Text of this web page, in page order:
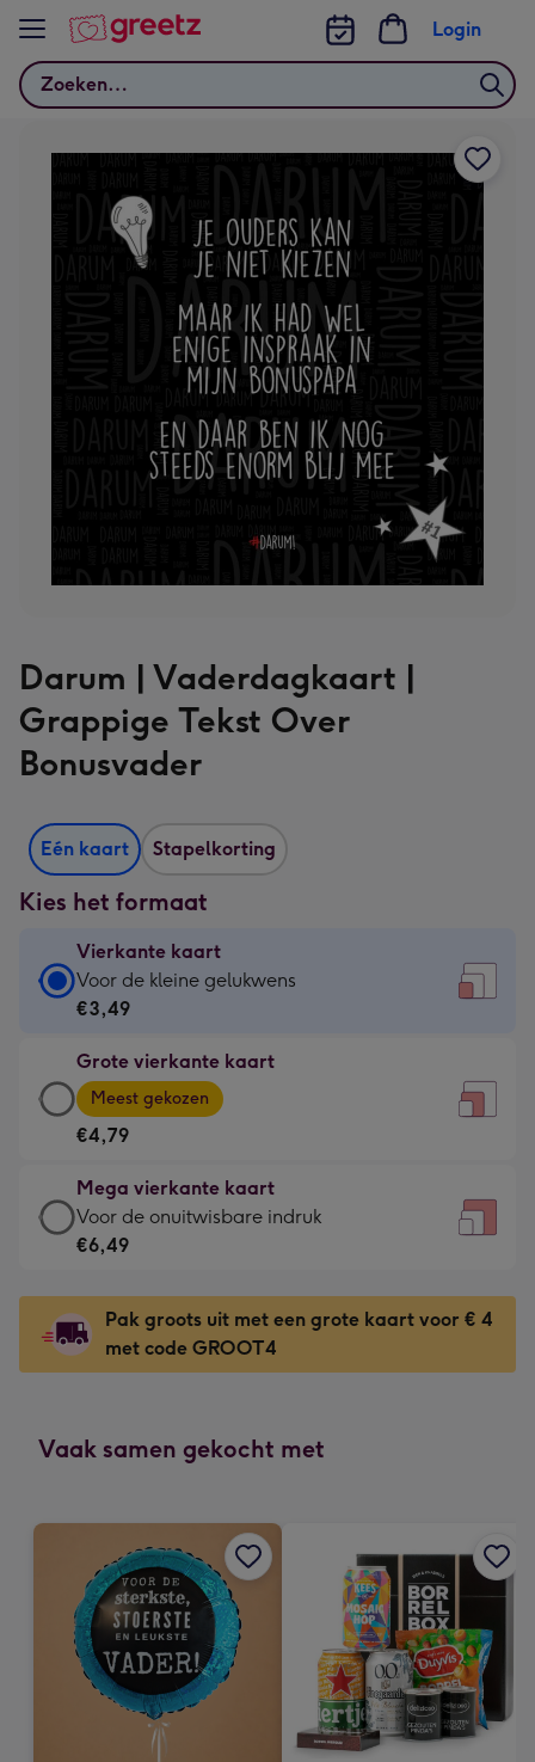
Bekijk meer
Zoeken
Login
Darum | Vaderdagkaart |
Grappige Tekst Over
Bonusvader
Eén kaart Stapelkorting
Kies het formaat
Vierkante kaart
Vierkante
kaart
€3,49
-
Voor
kleine
gelukwens
-
130
x
130
mm
Voor de kleine gelukwens
€3,49
Grote vierkante kaart
Grote
vierkante
kaart
-
€4,79
-
Meest
-
Dimensions:
167
mm
Meest gekozen
€4,79
Mega vierkante kaart
Mega
vierkante
-
€6,49
-
onuitwisbare
Dimensions:
240
240
mm
Voor de onuitwisbare indruk
€6,49
Pak groots uit met een grote kaart voor € 4
met code GROOT4
Vaak samen gekocht met